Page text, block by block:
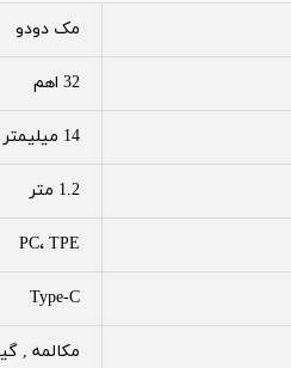
مک دودو
32 اهم
14 میلیمتر
1.2 متر
PC، TPE
Type-C
مکالمه ,